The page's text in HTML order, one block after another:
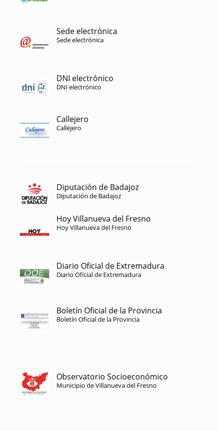
Sede electrónica
Sede electrónica
DNI electrónico
DNI electrónico
Callejero
Callejero
Diputación de Badajoz
Diputación de Badajoz
Hoy Villanueva del Fresno
Hoy Villanueva del Fresno
Diario Oficial de Extremadura
Diario Oficial de Extremadura
Boletín Oficial de la Provincia
Boletín Oficial de la Provincia
Observatorio Socioeconómico
Municipio de Villanueva del Fresno